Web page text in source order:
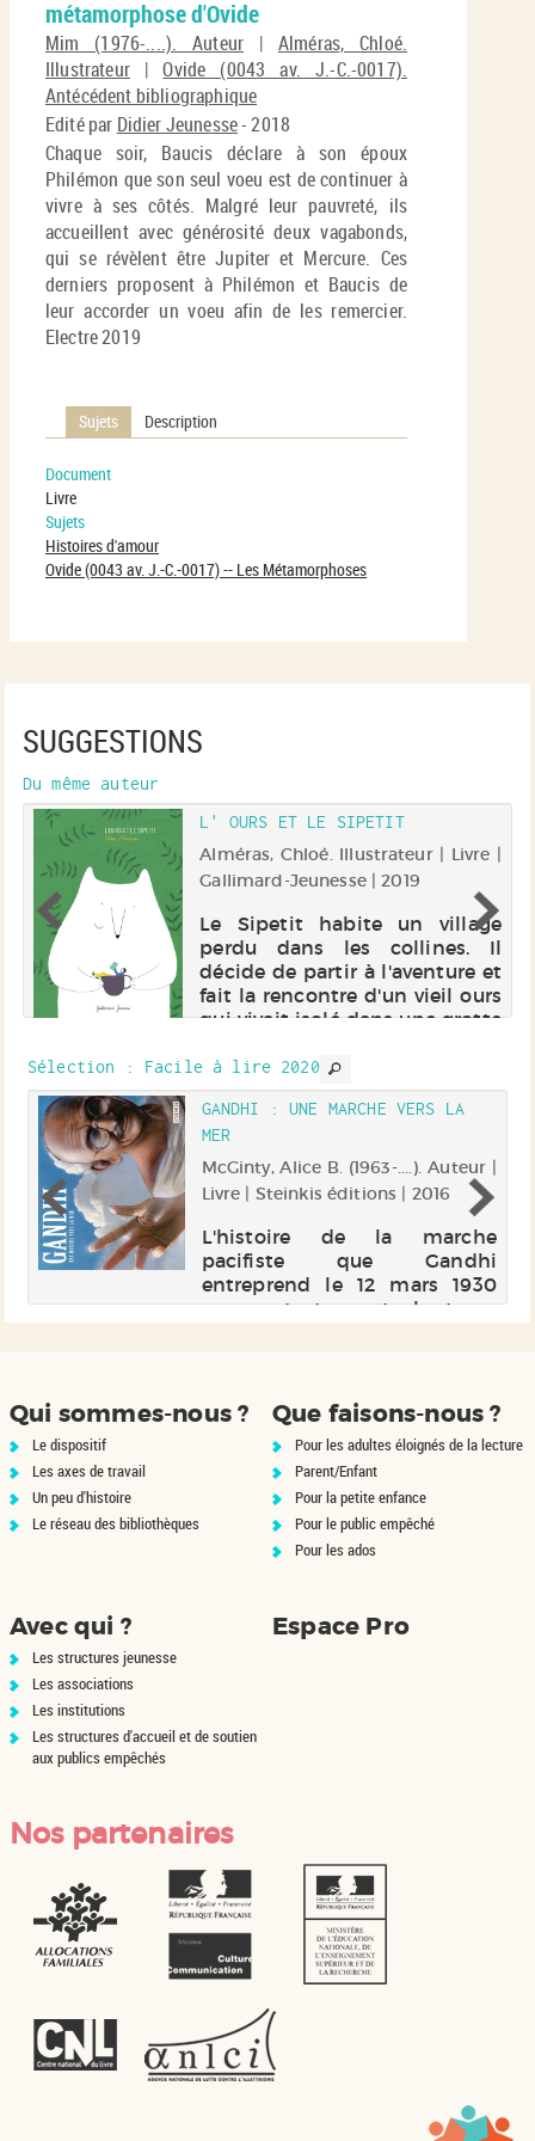
métamorphose d'Ovide
Mim (1976-....). Auteur | Alméras, Chloé.
Illustrateur|Ovide (0043 av. J.-C.-0017).
Antécédent bibliographique
Edité par Didier Jeunesse- 2018
Chaque soir, Baucis déclare à son époux
Philémon que son seul voeu est de continuer à
vivre à ses côtés. Malgré leur pauvreté, ils
accueillent avec générosité deux vagabonds,
qui se révèlent être Jupiter et Mercure. Ces
derniers proposent à Philémon et Baucis de
leur accorder un voeu afin de les remercier.
Electre 2019
Sujets Description
Document
Livre
Sujets
Histoires d'amour
Ovide (0043 av. J.-C.-0017) -- Les Métamorphoses
SUGGESTIONS
Du même auteur
L' OURS ET LE SIPETIT
Alméras, Chloé. Illustrateur | Livre |
Gallimard-Jeunesse | 2019
Le Sipetit habite un village
perdu dans les collines. Il
décide de partir à l'aventure et
fait la rencontre d'un vieil ours
qui vivait isolé dans une grotte
2019
Sélection : Facile à lire 2020
GANDHI : UNE MARCHE VERS LA
MER
McGinty, Alice B. (1963-....). Auteur |
Livre | Steinkis éditions | 2016
L'histoire de la marche
pacifiste que Gandhi
entreprend le 12 mars 1930
pour protester contre les taxes
vingt-quatre jours, il est
rejoint par de...
Qui sommes-nous ?
Le dispositif
Les axes de travail
Un peu d'histoire
Le réseau des bibliothèques
Que faisons-nous ?
Pour les adultes éloignés de la lecture
Parent/Enfant
Pour la petite enfance
Pour le public empêché
Pour les ados
Avec qui ?
Les structures jeunesse
Les associations
Les institutions
Les structures d'accueil et de soutien
aux publics empêchés
Espace Pro
Nos partenaires